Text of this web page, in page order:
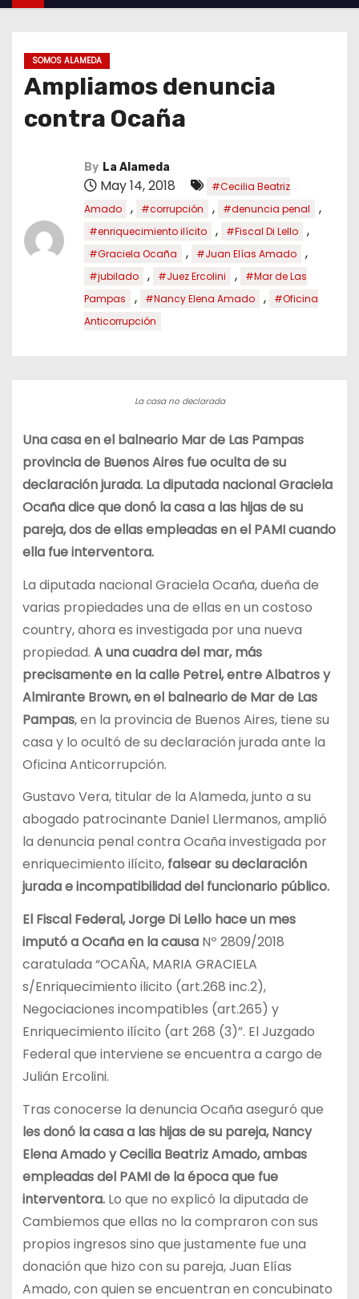
SOMOS ALAMEDA
Ampliamos denuncia
contra Ocaña
By La Alameda
May 14, 2018
#Cecilia Beatriz
Amado
, #corrupción , #denuncia penal ,
#enriquecimiento ilícito , #Fiscal Di Lello ,
#Graciela Ocaña , #Juan Elías Amado ,
#jubilado , #Juez Ercolini ,
#Mar de Las
Pampas
, #Nancy Elena Amado ,
#Oficina
Anticorrupción
La casa no declarada
Una casa en el balneario Mar de Las Pampas
provincia de Buenos Aires fue oculta de su
declaración jurada. La diputada nacional Graciela
Ocaña dice que donó la casa a las hijas de su
pareja, dos de ellas empleadas en el PAMI cuando
ella fue interventora.
La diputada nacional Graciela Ocaña, dueña de
varias propiedades una de ellas en un costoso
country, ahora es investigada por una nueva
propiedad. A una cuadra del mar, más
precisamente en la calle Petrel, entre Albatros y
Almirante Brown, en el balneario de Mar de Las
Pampas, en la provincia de Buenos Aires, tiene su
casa y lo ocultó de su declaración jurada ante la
Oficina Anticorrupción.
Gustavo Vera, titular de la Alameda, junto a su
abogado patrocinante Daniel Llermanos, amplió
la denuncia penal contra Ocaña investigada por
enriquecimiento ilícito,falsear su declaración
jurada e incompatibilidad del funcionario público.
El Fiscal Federal, Jorge Di Lello hace un mes
imputó a Ocaña en la causa Nº 2809/2018
caratulada “OCAÑA, MARIA GRACIELA
s/Enriquecimiento ilicito (art.268 inc.2),
Negociaciones incompatibles (art.265) y
Enriquecimiento ilícito (art 268 (3)”. El Juzgado
Federal que interviene se encuentra a cargo de
Julián Ercolini.
Tras conocerse la denuncia Ocaña aseguró que
les donó la casa a las hijas de su pareja, Nancy
Elena Amado y Cecilia Beatriz Amado, ambas
empleadas del PAMI de la época que fue
interventora.Lo que no explicó la diputada de
Cambiemos que ellas no la compraron con sus
propios ingresos sino que justamente fue una
donación que hizo con su pareja, Juan Elías
Amado, con quien se encuentran en concubinato